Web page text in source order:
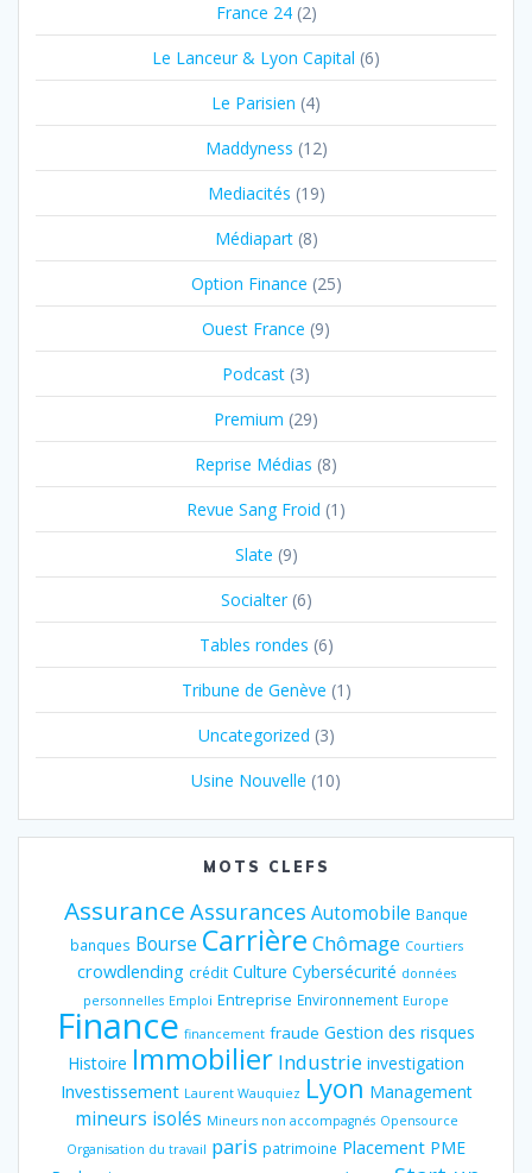
France 24(2)
Le Lanceur & Lyon Capital (6)
Le Parisien (4)
Maddyness (12)
Mediacités (19)
Médiapart(8)
Option Finance (25)
Ouest France (9)
Podcast (3)
Premium (29)
Reprise Médias (8)
Revue Sang Froid (1)
Slate (9)
Socialter(6)
Tables rondes (6)
Tribune de Genève (1)
Uncategorized (3)
Usine Nouvelle (10)
MOTS CLEFS
Assurance Assurances Automobile Banque
banques Bourse Carrière Chômage Courtiers
crowdlending crédit Culture Cybersécurité données
personnelles Emploi Entreprise Environnement Europe
Finance financement fraude Gestion des risques
Histoire Immobilier Industrie investigation
Investissement Laurent Wauquiez Lyon Management
mineurs isolés Mineurs non accompagnés Opensource
Organisation du travail paris patrimoine Placement PME